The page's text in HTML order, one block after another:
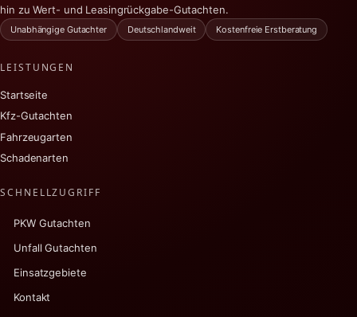
hin zu Wert- und Leasingrückgabe-Gutachten.
Unabhängige Gutachter Deutschlandweit Kostenfreie Erstberatung
LEISTUNGEN
Startseite
Kfz-Gutachten
Fahrzeugarten
Schadenarten
SCHNELLZUGRIFF
PKW Gutachten
Unfall Gutachten
Einsatzgebiete
Kontakt